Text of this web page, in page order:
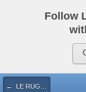
Follow
← LE RUGBY DE CHEZ NOUS